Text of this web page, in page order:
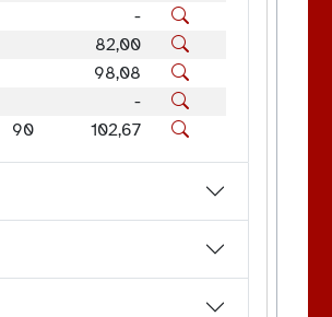
-
82,00
98,08
-
90 102,67